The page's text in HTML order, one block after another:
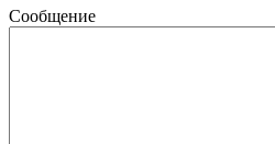
Сообщение